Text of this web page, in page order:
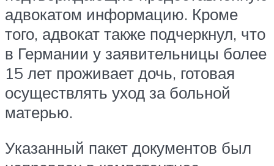
адвокатом информацию. Кроме
того, адвокат также подчеркнул, что
в Германии у заявительницы более
15 лет проживает дочь, готовая
осуществлять уход за больной
матерью.
Указанный пакет документов был